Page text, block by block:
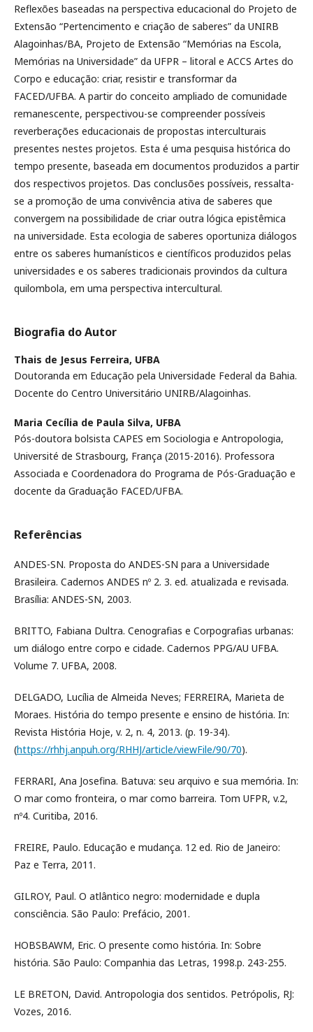
Reflexões baseadas na perspectiva educacional do Projeto de
Extensão “Pertencimento e criação de saberes” da UNIRB
Alagoinhas/BA, Projeto de Extensão “Memórias na Escola,
Memórias na Universidade” da UFPR – litoral e ACCS Artes do
Corpo e educação: criar, resistir e transformar da
FACED/UFBA. A partir do conceito ampliado de comunidade
remanescente, perspectivou-se compreender possíveis
reverberações educacionais de propostas interculturais
presentes nestes projetos. Esta é uma pesquisa histórica do
tempo presente, baseada em documentos produzidos a partir
dos respectivos projetos. Das conclusões possíveis, ressalta-
se a promoção de uma convivência ativa de saberes que
convergem na possibilidade de criar outra lógica epistêmica
na universidade. Esta ecologia de saberes oportuniza diálogos
entre os saberes humanísticos e científicos produzidos pelas
universidades e os saberes tradicionais provindos da cultura
quilombola, em uma perspectiva intercultural.
Biografia do Autor
Thais de Jesus Ferreira, UFBA
Doutoranda em Educação pela Universidade Federal da Bahia.
Docente do Centro Universitário UNIRB/Alagoinhas.
Maria Cecília de Paula Silva, UFBA
Pós-doutora bolsista CAPES em Sociologia e Antropologia,
Université de Strasbourg, França (2015-2016). Professora
Associada e Coordenadora do Programa de Pós-Graduação e
docente da Graduação FACED/UFBA.
Referências
ANDES-SN. Proposta do ANDES-SN para a Universidade
Brasileira. Cadernos ANDES nº 2. 3. ed. atualizada e revisada.
Brasília: ANDES-SN, 2003.
BRITTO, Fabiana Dultra. Cenografias e Corpografias urbanas:
um diálogo entre corpo e cidade. Cadernos PPG/AU UFBA.
Volume 7. UFBA, 2008.
DELGADO, Lucília de Almeida Neves; FERREIRA, Marieta de
Moraes. História do tempo presente e ensino de história. In:
Revista História Hoje, v. 2, n. 4, 2013. (p. 19-34).
(https://rhhj.anpuh.org/RHHJ/article/viewFile/90/70).
FERRARI, Ana Josefina. Batuva: seu arquivo e sua memória. In:
O mar como fronteira, o mar como barreira. Tom UFPR, v.2,
nº4. Curitiba, 2016.
FREIRE, Paulo. Educação e mudança. 12 ed. Rio de Janeiro:
Paz e Terra, 2011.
GILROY, Paul. O atlântico negro: modernidade e dupla
consciência. São Paulo: Prefácio, 2001.
HOBSBAWM, Eric. O presente como história. In: Sobre
história. São Paulo: Companhia das Letras, 1998.p. 243-255.
LE BRETON, David. Antropologia dos sentidos. Petrópolis, RJ:
Vozes, 2016.